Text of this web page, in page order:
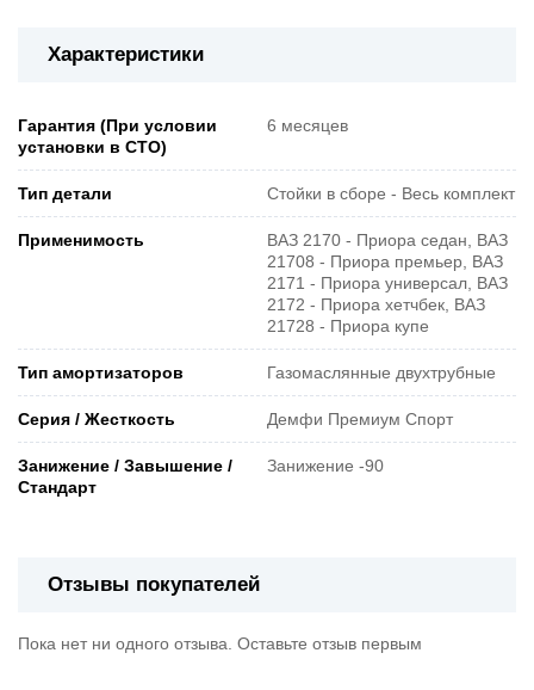
Характеристики
Гарантия (При условии
установки в СТО)
6 месяцев
Тип детали Стойки в сборе - Весь комплект
Применимость
ВАЗ 2170 - Приора седан, ВАЗ
21708 - Приора премьер, ВАЗ
2171 - Приора универсал, ВАЗ
2172 - Приора хетчбек, ВАЗ
21728 - Приора купе
Тип амортизаторов Газомаслянные двухтрубные
Серия / Жесткость Демфи Премиум Спорт
Занижение / Завышение /
Стандарт
Занижение -90
Отзывы покупателей
Пока нет ни одного отзыва. Оставьте отзыв первым